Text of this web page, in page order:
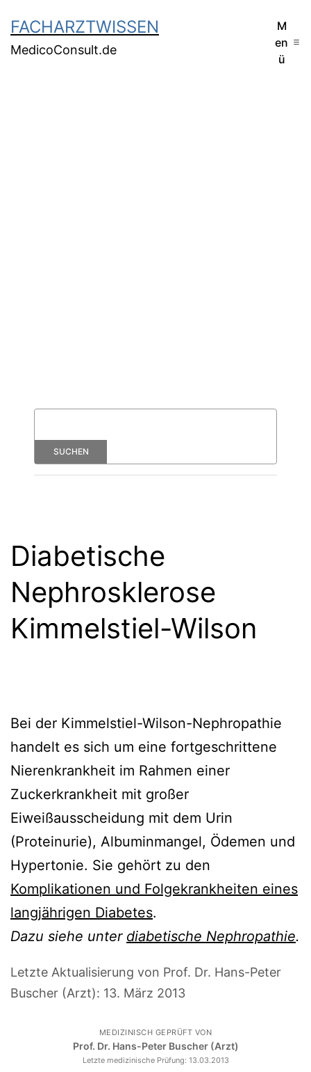
FACHARZTWISSEN
MedicoConsult.de
M
en
ü
Diabetische
Nephrosklerose
Kimmelstiel-Wilson
Bei der Kimmelstiel-Wilson-Nephropathie
handelt es sich um eine fortgeschrittene
Nierenkrankheit im Rahmen einer
Zuckerkrankheit mit großer
Eiweißausscheidung mit dem Urin
(Proteinurie), Albuminmangel, Ödemen und
Hypertonie. Sie gehört zu den
Komplikationen und Folgekrankheiten eines
langjährigen Diabetes.
Dazu siehe unter diabetische Nephropathie.
Letzte Aktualisierung von Prof. Dr. Hans-Peter
Buscher (Arzt): 13. März 2013
MEDIZINISCH GEPRÜFT VON
Prof. Dr. Hans-Peter Buscher (Arzt)
Letzte medizinische Prüfung: 13.03.2013